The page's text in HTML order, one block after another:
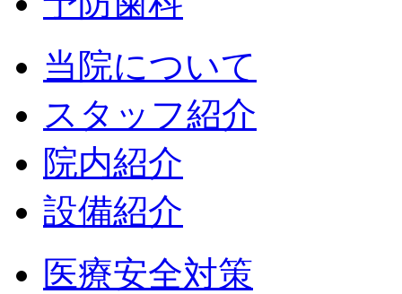
当院について
スタッフ紹介
院内紹介
設備紹介
医療安全対策